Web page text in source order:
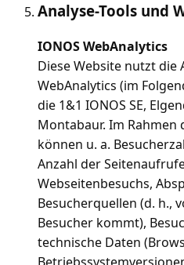
Analyse-Tools und
IONOS WebAnalytics
Diese Website nutzt die
WebAnalytics (im
die 1&1 IONOS SE,
Montabaur. Im Rahmen
können u. a.
Anzahl der
Webseitenbesuchs,
Besucherquellen (d. h.,
Besucher kommt),
technische Daten